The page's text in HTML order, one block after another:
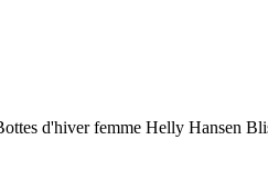
d'hiver femme Helly Hansen